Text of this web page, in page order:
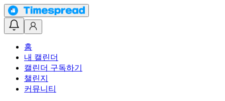
홈
내 캘린더
캘린더 구독하기
챌린지
커뮤니티